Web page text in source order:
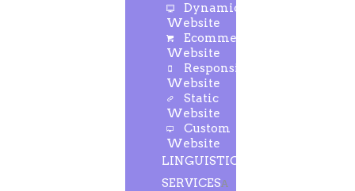
Dynamic
Website
Ecommerce
Website
Responsive
Website
Static
Website
Custom
Website
LINGUISTIC
SERVICESA